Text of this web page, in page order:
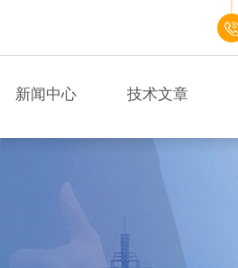
新闻中心 技术文章